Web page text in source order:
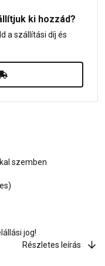
ki hozzád?
a szállítási díj és
szemben
jog!
Részletes leírás